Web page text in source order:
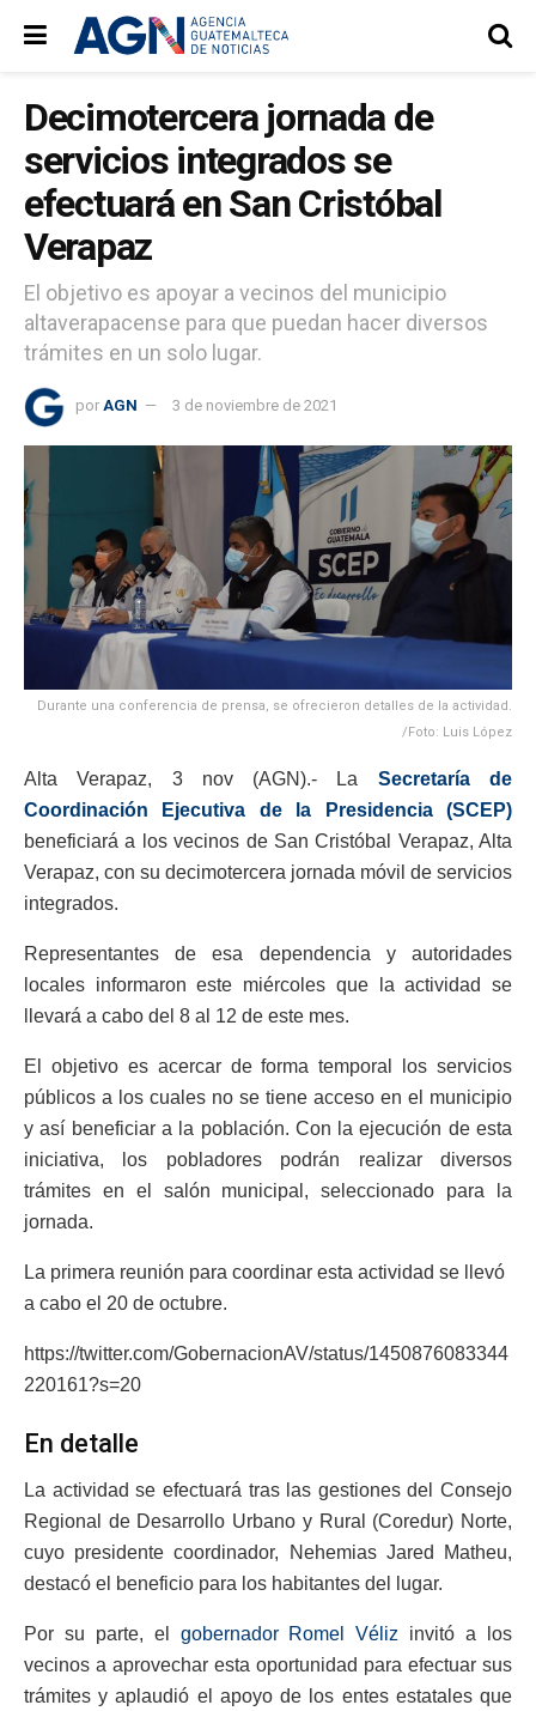
Decimotercera jornada de
servicios integrados se
efectuará en San Cristóbal
Verapaz
El objetivo es apoyar a vecinos del municipio
altaverapacense para que puedan hacer diversos
trámites en un solo lugar.
por AGN 3 de noviembre de 2021
Durante una conferencia de prensa, se ofrecieron detalles de la actividad.
/Foto: Luis López
Alta Verapaz, 3 nov (AGN).- La Secretaría de
Coordinación Ejecutiva de la Presidencia (SCEP)
beneficiará a los vecinos de San Cristóbal Verapaz, Alta
Verapaz, con su decimotercera jornada móvil de servicios
integrados.
Representantes de esa dependencia y autoridades
locales informaron este miércoles que la actividad se
llevará a cabo del 8 al 12 de este mes.
El objetivo es acercar de forma temporal los servicios
públicos a los cuales no se tiene acceso en el municipio
y así beneficiar a la población. Con la ejecución de esta
iniciativa, los pobladores podrán realizar diversos
trámites en el salón municipal, seleccionado para la
jornada.
La primera reunión para coordinar esta actividad se llevó
a cabo el 20 de octubre.
https://twitter.com/GobernacionAV/status/1450876083344
220161?s=20
En detalle
La actividad se efectuará tras las gestiones del Consejo
Regional de Desarrollo Urbano y Rural (Coredur) Norte,
cuyo presidente coordinador, Nehemias Jared Matheu,
destacó el beneficio para los habitantes del lugar.
Por su parte, el gobernador Romel Véliz invitó a los
vecinos a aprovechar esta oportunidad para efectuar sus
trámites y aplaudió el apoyo de los entes estatales que